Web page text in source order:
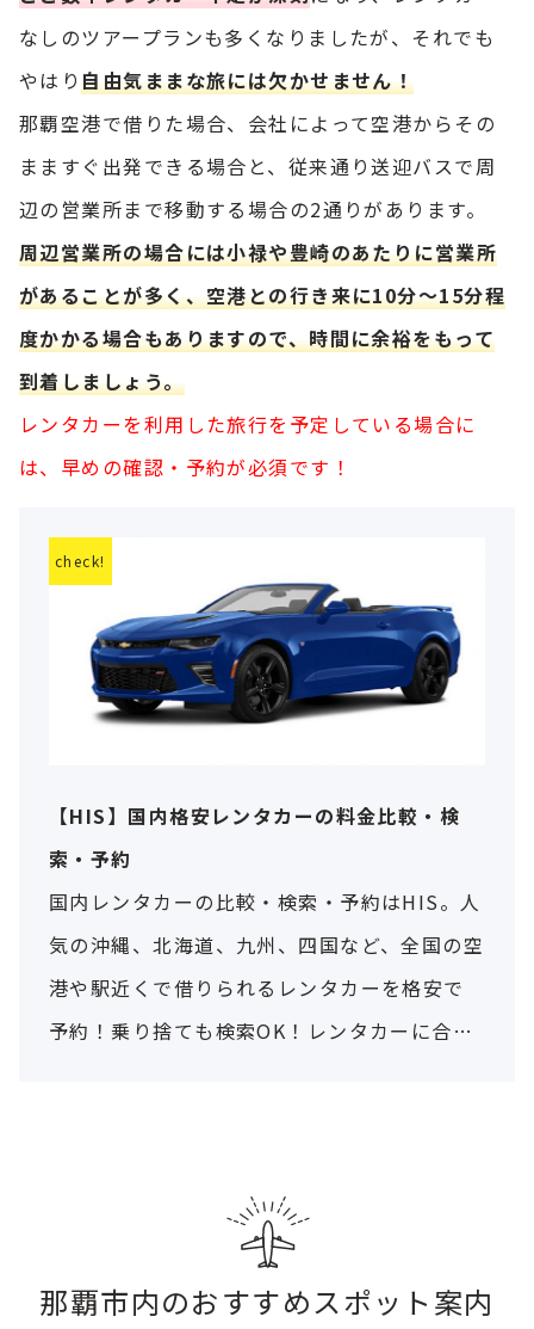
なしのツアープランも多くなりましたが、それでも
やはり自由気ままな旅には欠かせません！
那覇空港で借りた場合、会社によって空港からその
まますぐ出発できる場合と、従来通り送迎バスで周
辺の営業所まで移動する場合の2通りがあります。
周辺営業所の場合には小禄や豊崎のあたりに営業所
があることが多く、空港との行き来に10分～15分程
度かかる場合もありますので、時間に余裕をもって
到着しましょう。
レンタカーを利用した旅行を予定している場合に
は、早めの確認・予約が必須です！
【HIS】国内格安レンタカーの料金比較・検
索・予約
国内レンタカーの比較・検索・予約はHIS。人
気の沖縄、北海道、九州、四国など、全国の空
港や駅近くで借りられるレンタカーを格安で
予約！乗り捨ても検索OK！レンタカーに合わ
那覇市内のおすすめスポット案内